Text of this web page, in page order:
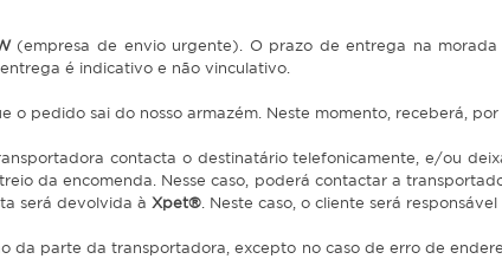
(empresa de envio urgente). O prazo de entrega na
é indicativo e não vinculativo.
pedido sai do nosso armazém. Neste momento, receberá,
contacta o destinatário telefonicamente, e/ou
da encomenda. Nesse caso, poderá contactar a
será devolvida à Xpet® . Neste caso, o cliente será
da parte da transportadora, excepto no caso de erro de